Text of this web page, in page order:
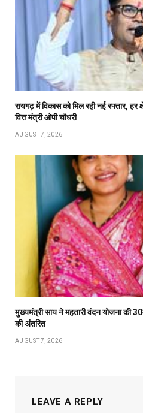
रायगढ़ में विकास को मिल रही नई रफ्तार, हर
वित्त मंत्री ओपी चौधरी
AUGUST 7, 2026
मुख्यमंत्री साय ने महतारी वंदन योजना की
की अंतरित
AUGUST 7, 2026
LEAVE A REPLY